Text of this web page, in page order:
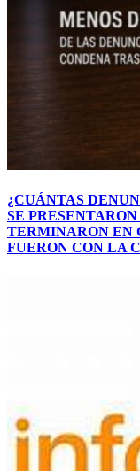
¿CUÁNTAS
SE PRESENTARON
TERMINARON EN
FUERON CON LA